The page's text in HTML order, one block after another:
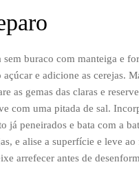
buraco com manteiga e
e adicione as cerejas.
as gemas das claras e
com uma pitada de sal.
já peneirados e bata com a
e alise a superfície e leve
arrefecer antes de